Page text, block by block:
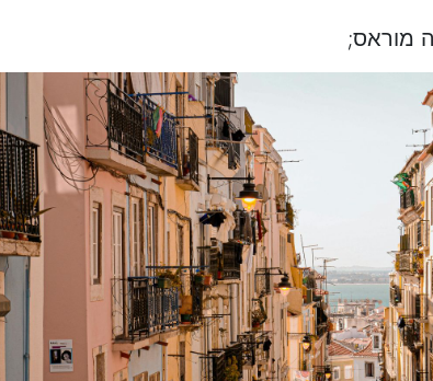
מוראס;